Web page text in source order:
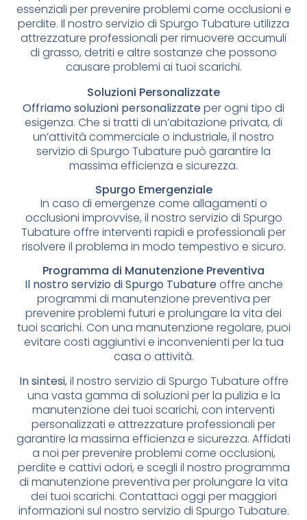
essenziali per prevenire problemi come occlusioni e
perdite. Il nostro servizio di Spurgo Tubature utilizza
attrezzature professionali per rimuovere accumuli
di grasso, detriti e altre sostanze che possono
causare problemi ai tuoi scarichi.
Soluzioni Personalizzate
Offriamo soluzioni personalizzateper ogni tipo di
esigenza. Che si tratti di un’abitazione privata, di
un’attività commerciale o industriale, il nostro
servizio di Spurgo Tubature può garantire la
massima efficienza e sicurezza.
Spurgo Emergenziale
In caso di emergenze come allagamenti o
occlusioni improvvise, il nostro servizio di Spurgo
Tubature offre interventi rapidi e professionali per
risolvere il problema in modo tempestivo e sicuro.
Programma di Manutenzione Preventiva
Il nostro servizio di Spurgo Tubatureoffre anche
programmi di manutenzione preventiva per
prevenire problemi futuri e prolungare la vita dei
tuoi scarichi. Con una manutenzione regolare, puoi
evitare costi aggiuntivi e inconvenienti per la tua
casa o attività.
In sintesi, il nostro servizio di Spurgo Tubature offre
una vasta gamma di soluzioni per la pulizia e la
manutenzione dei tuoi scarichi, con interventi
personalizzati e attrezzature professionali per
garantire la massima efficienza e sicurezza. Affidati
a noi per prevenire problemi come occlusioni,
perdite e cattivi odori, e scegli il nostro programma
di manutenzione preventiva per prolungare la vita
dei tuoi scarichi. Contattaci oggi per maggiori
informazioni sul nostro servizio di Spurgo Tubature.